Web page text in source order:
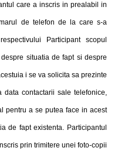
care a inscris in prealabil in
de telefon de la care s-a
Participant scopul
situatia de fapt si despre
i se va solicita sa prezinte
data contactarii sale telefonice,
pentru a se putea face in acest
de fapt existenta. Participantul
prin trimitere unei foto-copii